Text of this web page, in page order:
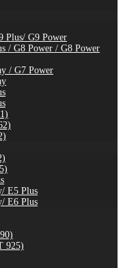
Plus/ G9 Power
/ G8 Power / G8 Power
/ G7 Power
E5 Plus
E6 Plus
925)